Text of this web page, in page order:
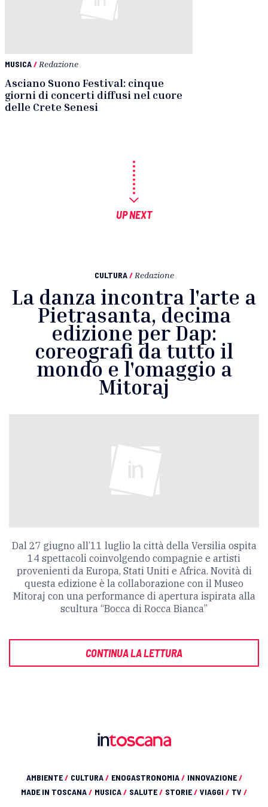
MUSICA/ Redazione
Asciano Suono Festival: cinque
giorni di concerti diffusi nel cuore
delle Crete Senesi
UP NEXT
CULTURA / Redazione
La danza incontra l'arte a
Pietrasanta, decima
edizione per Dap:
coreografi da tutto il
mondo e l'omaggio a
Mitoraj
Dal 27 giugno all’11 luglio la città della Versilia ospita
14 spettacoli coinvolgendo compagnie e artisti
provenienti da Europa, Stati Uniti e Africa. Novità di
questa edizione è la collaborazione con il Museo
Mitoraj con una performance di apertura ispirata alla
scultura “Bocca di Rocca Bianca”
CONTINUA LA LETTURA
AMBIENTE/ CULTURA/ ENOGASTRONOMIA/ INNOVAZIONE/
MADE IN TOSCANA/ MUSICA/ SALUTE/ STORIE/ VIAGGI / TV /